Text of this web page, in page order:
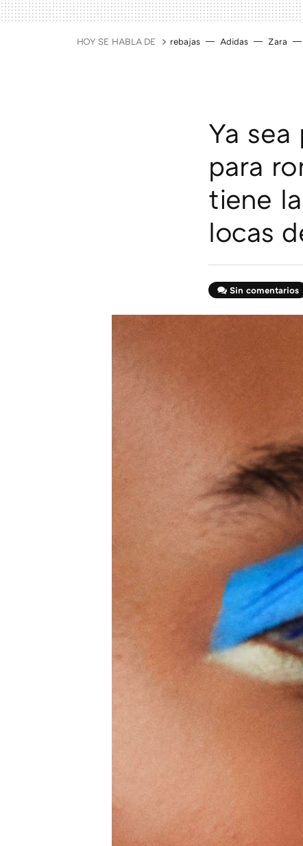
HOY SE HABLA DE rebajas Adidas Zara
Ya
para
tiene
locas
Sin comentarios